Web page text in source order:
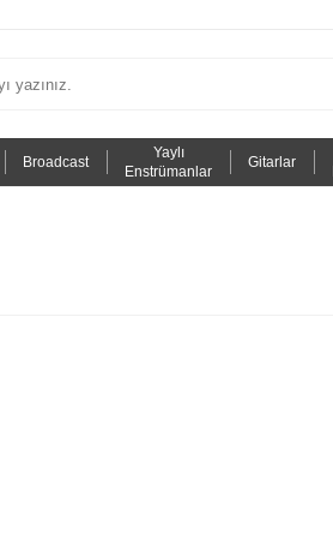
Broadcast
Yaylı
Enstrümanlar
Gitarlar